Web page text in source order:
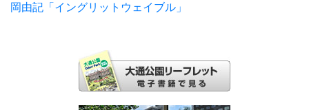
岡由記「イングリットウェイブル」